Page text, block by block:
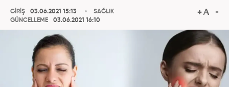
GİRİŞ
03.06.2021 15:13
GÜNCELLEME
03.06.2021 16:10
SAĞLIK